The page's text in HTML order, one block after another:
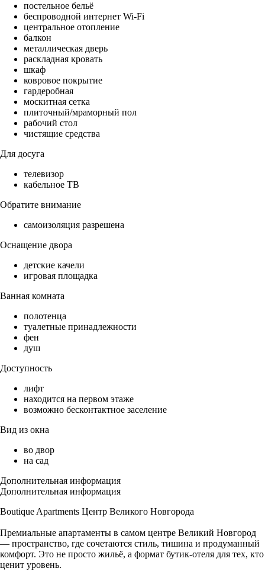
постельное бельё
беспроводной интернет Wi-Fi
центральное отопление
балкон
металлическая дверь
раскладная кровать
шкаф
ковровое покрытие
гардеробная
москитная сетка
плиточный/мраморный пол
рабочий стол
чистящие средства
Для досуга
телевизор
кабельное ТВ
Обратите внимание
самоизоляция разрешена
Оснащение двора
детские качели
игровая площадка
Ванная комната
полотенца
туалетные принадлежности
фен
душ
Доступность
лифт
находится на первом этаже
возможно бесконтактное заселение
Вид из окна
во двор
на сад
Дополнительная информация
Дополнительная информация
Boutique Apartments Центр Великого Новгорода
Премиальные апартаменты в самом центре Великий Новгород
— пространство, где сочетаются стиль, тишина и продуманный
комфорт. Это не просто жильё, а формат бутик-отеля для тех, кто
ценит уровень.